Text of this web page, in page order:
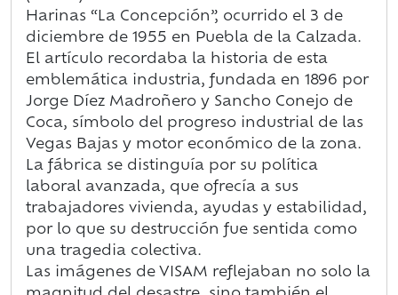
Harinas “La Concepción”, ocurrido el 3 de
diciembre de 1955 en Puebla de la Calzada.
El artículo recordaba la historia de esta
emblemática industria, fundada en 1896 por
Jorge Díez Madroñero y Sancho Conejo de
Coca, símbolo del progreso industrial de las
Vegas Bajas y motor económico de la zona.
La fábrica se distinguía por su política
laboral avanzada, que ofrecía a sus
trabajadores vivienda, ayudas y estabilidad,
por lo que su destrucción fue sentida como
una tragedia colectiva.
Las imágenes de VISAM reflejaban no solo la